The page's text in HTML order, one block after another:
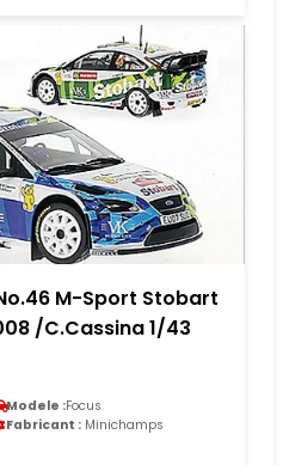
M-Sport Stobart
/C.Cassina 1/43
Modele :Focus
Fabricant : Minichamps